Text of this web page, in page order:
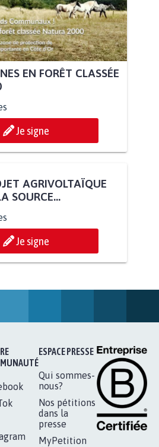
EN FORÊT CLASSÉE
Je signe
AGRIVOLTAÏQUE
Je signe